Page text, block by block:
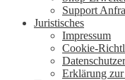
Support
Juristisches
Impressum
Cookie-
Erklärung